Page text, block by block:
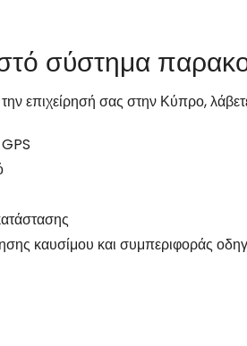
σύστημα
επιχείρησή σας στην Κύπρο,
καυσίμου και συμπεριφοράς